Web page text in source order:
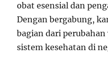
obat esensial dan
Dengan bergabung,
bagian dari
sistem kesehatan di